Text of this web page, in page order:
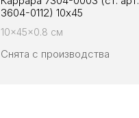
3604-0112) 10х45
10x45x0.8 см
Снята с производства